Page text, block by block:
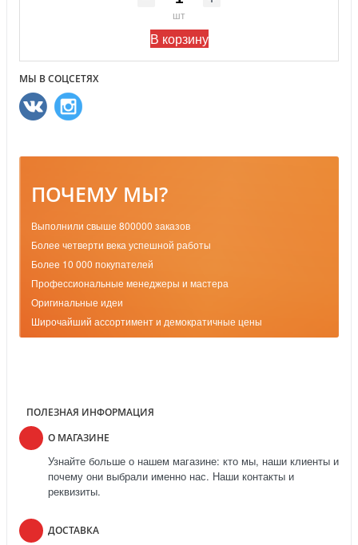
шт
В корзину
МЫ В СОЦСЕТЯХ
ПОЧЕМУ МЫ?
Выполнили свыше 800000 заказов
Более четверти века успешной работы
Более 10 000 покупателей
Профессиональные менеджеры и мастера
Оригинальные идеи
Широчайший ассортимент и демократичные цены
ПОЛЕЗНАЯ ИНФОРМАЦИЯ
О МАГАЗИНЕ
Узнайте больше о нашем магазине: кто мы, наши клиенты и
почему они выбрали именно нас. Наши контакты и
реквизиты.
ДОСТАВКА